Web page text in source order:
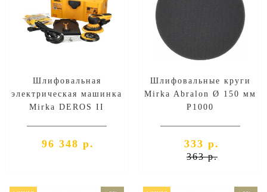
Шлифовальная
электрическая машинка
Mirka DEROS II
96 348 р.
Шлифовальные круги
Mirka Abralon Ø 150 мм
P1000
333 р.
363 р.